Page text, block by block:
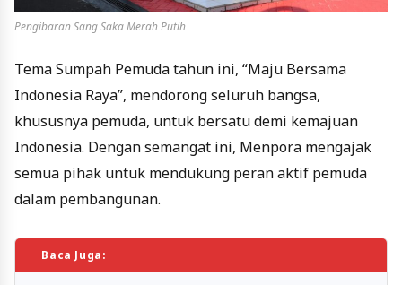
Pengibaran Sang Saka Merah Putih
Tema Sumpah Pemuda tahun ini, “Maju Bersama
Indonesia Raya”, mendorong seluruh bangsa,
khususnya pemuda, untuk bersatu demi kemajuan
Indonesia. Dengan semangat ini, Menpora mengajak
semua pihak untuk mendukung peran aktif pemuda
dalam pembangunan.
Baca Juga: